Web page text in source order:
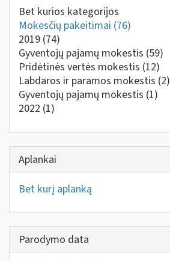
Bet kurios kategorijos
Mokesčių pakeitimai (76)
2019 (74)
Gyventojų pajamų mokestis (59)
Pridėtinės vertės mokestis (12)
Labdaros ir paramos mokestis (2)
Gyventojų pajamų mokestis (1)
2022 (1)
Aplankai
Bet kurį aplanką
Parodymo data